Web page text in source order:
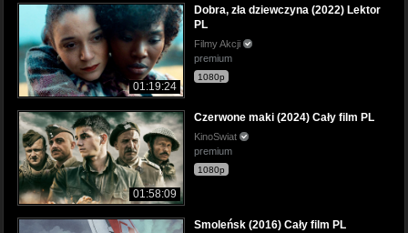
01:19:24
Dobra, zła dziewczyna (2022) Lektor
PL
Filmy Akcji
premium
1080p
01:58:09
Czerwone maki (2024) Cały film PL
KinoSwiat
premium
1080p
Smoleńsk (2016) Cały film PL